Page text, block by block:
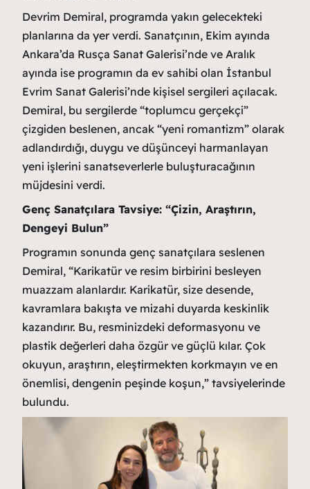
Devrim Demiral, programda yakın gelecekteki
planlarına da yer verdi. Sanatçının, Ekim ayında
Ankara’da Rusça Sanat Galerisi’nde ve Aralık
ayında ise programın da ev sahibi olan İstanbul
Evrim Sanat Galerisi’nde kişisel sergileri açılacak.
Demiral, bu sergilerde “toplumcu gerçekçi”
çizgiden beslenen, ancak “yeni romantizm” olarak
adlandırdığı, duygu ve düşünceyi harmanlayan
yeni işlerini sanatseverlerle buluşturacağının
müjdesini verdi.
Genç Sanatçılara Tavsiye: “Çizin, Araştırın,
Dengeyi Bulun”
Programın sonunda genç sanatçılara seslenen
Demiral, “Karikatür ve resim birbirini besleyen
muazzam alanlardır. Karikatür, size desende,
kavramlara bakışta ve mizahi duyarda keskinlik
kazandırır. Bu, resminizdeki deformasyonu ve
plastik değerleri daha özgür ve güçlü kılar. Çok
okuyun, araştırın, eleştirmekten korkmayın ve en
önemlisi, dengenin peşinde koşun,” tavsiyelerinde
bulundu.